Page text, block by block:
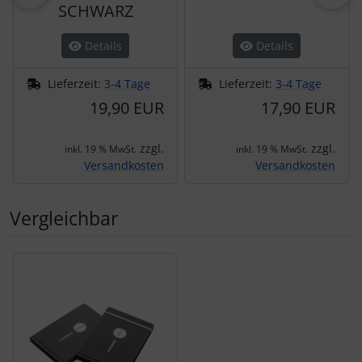
SCHWARZ
Details
Lieferzeit: 3-4 Tage
19,90 EUR
inkl. 19 % MwSt. zzgl.
Versandkosten
Details
Lieferzeit: 3-4 Tage
17,90 EUR
inkl. 19 % MwSt. zzgl.
Versandkosten
Vergleichbar